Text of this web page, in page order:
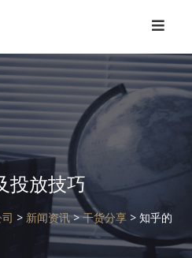
投放技巧
> 新闻资讯>干货分享 > 知乎的